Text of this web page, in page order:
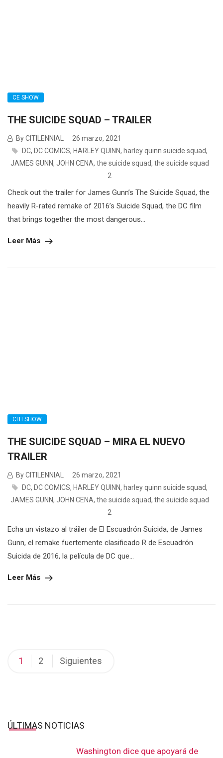
CE SHOW
THE SUICIDE SQUAD – TRAILER
By CITILENNIAL
26 marzo, 2021
DC, DC COMICS, HARLEY QUINN, harley quinn suicide squad,
JAMES GUNN, JOHN CENA, the suicide squad, the suicide squad
2
Check out the trailer for James Gunn’s The Suicide Squad, the
heavily R-rated remake of 2016’s Suicide Squad, the DC film
that brings together the most dangerous...
Leer Más
CITI SHOW
THE SUICIDE SQUAD – MIRA EL NUEVO
TRAILER
By CITILENNIAL
26 marzo, 2021
DC, DC COMICS, HARLEY QUINN, harley quinn suicide squad,
JAMES GUNN, JOHN CENA, the suicide squad, the suicide squad
2
Echa un vistazo al tráiler de El Escuadrón Suicida, de James
Gunn, el remake fuertemente clasificado R de Escuadrón
Suicida de 2016, la película de DC que...
Leer Más
Paginación
1 2 Siguientes
ÚLTIMAS NOTICIAS
Washington dice que apoyará de